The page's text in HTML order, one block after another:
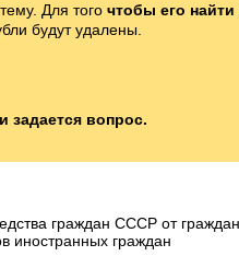
Для того чтобы его найти
будут удалены.
задается вопрос.
иностранных граждан